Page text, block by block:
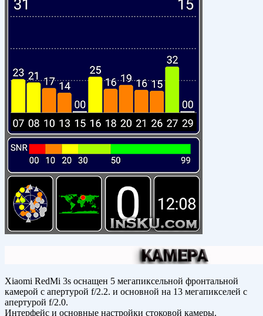
Xiaomi RedMi 3s оснащен 5 мегапиксельной фронтальной
камерой с апертурой f/2.2. и основной на 13 мегапикселей с
апертурой f/2.0.
Интерфейс и основные настройки стоковой камеры.